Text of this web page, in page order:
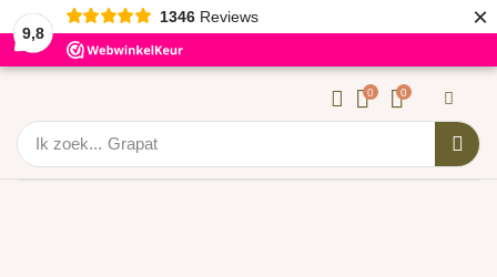
9,8
1346 Reviews ×
Ik zoek... Grapat
0 0